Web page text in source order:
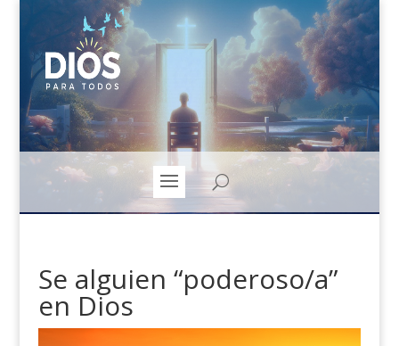
Se alguien “poderoso/a”
en Dios